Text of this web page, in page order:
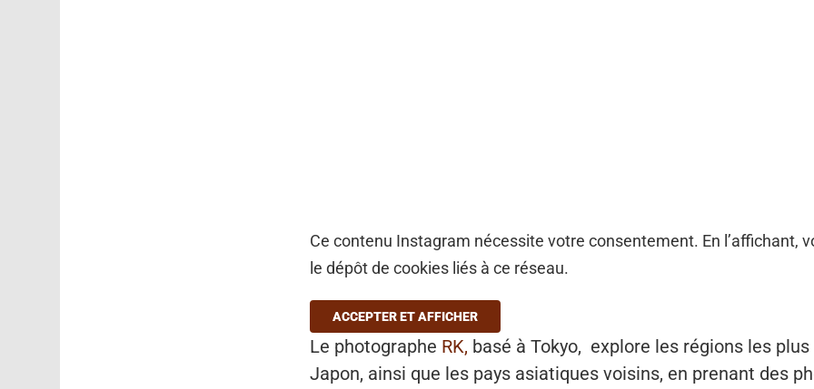
Ce contenu Instagram nécessite votre consentement. En l’affichant,
le dépôt de cookies liés à ce réseau.
ACCEPTER ET AFFICHER
Le photographe RK, basé à Tokyo, explore les régions les
Japon, ainsi que les pays asiatiques voisins, en prenant des